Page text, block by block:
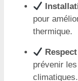
pour
thermique.
prévenir
climatiques.